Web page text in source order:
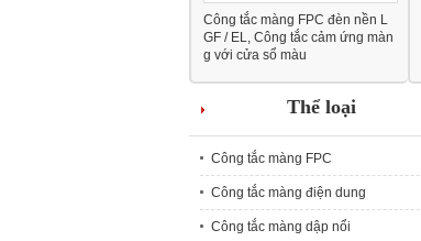
Công tắc màng FPC đèn nền L
GF / EL, Công tắc cảm ứng màn
g với cửa sổ màu
Thể loại
Công tắc màng FPC
Công tắc màng điện dung
Công tắc màng dập nổi